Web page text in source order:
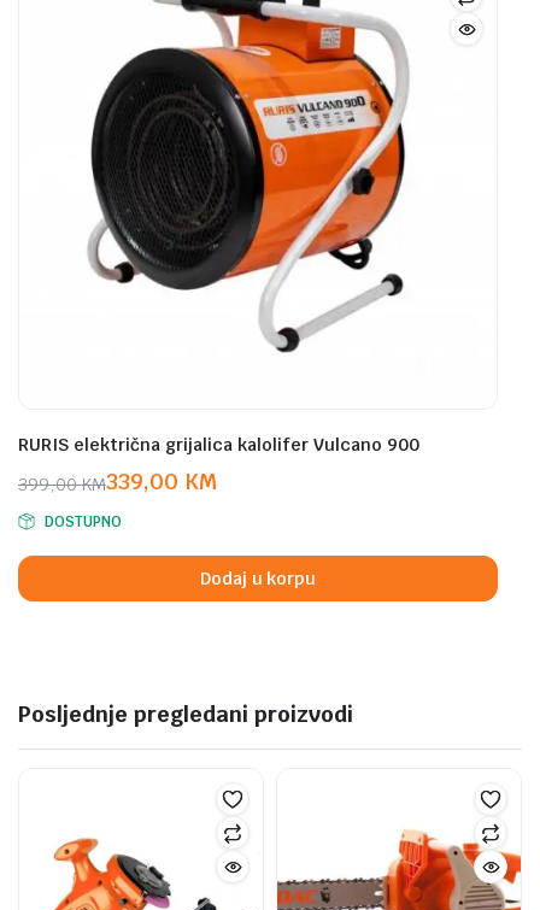
RURIS električna grijalica kalolifer Vulcano 900
399,00KM
Original
price
was:
399,00 KM.
339,00 KM
Current
price
is:
339,00 KM.
DOSTUPNO
Dodaj u korpu
Posljednje pregledani proizvodi